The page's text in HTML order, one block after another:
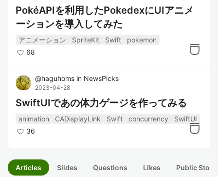
PokéAPIを利用したPokedexにUIアニメ
ーションを導入してみた
アニメーション SpriteKit Swift
pokemon
68
@haguhoms in NewsPicks
2023-04-28
SwiftUIであの体力ゲージを作ってみる
animation CADisplayLink Swift concurrency
SwiftUI
36
Articles Slides Questions Likes Public